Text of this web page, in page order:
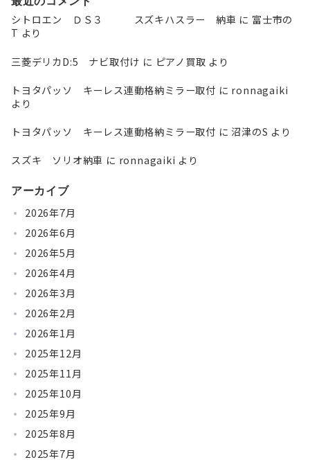
シトロエン ＤＳ３ スズキハスラー 納車 に 富士市の
T より
三菱デリカD:5 ナビ取付け に ピアノ買取 より
トヨタパッソ キーレス連動格納ミラー取付 に ronnagaiki
より
トヨタパッソ キーレス連動格納ミラー取付 に沼津のS より
スズキ ソリオ納車 に ronnagaiki より
アーカイブ
2026年7月
2026年6月
2026年5月
2026年4月
2026年3月
2026年2月
2026年1月
2025年12月
2025年11月
2025年10月
2025年9月
2025年8月
2025年7月